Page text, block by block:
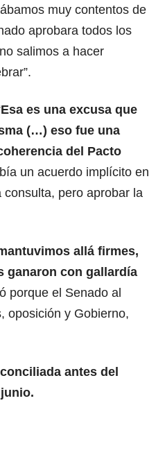
muy contentos de
aprobara todos los
salimos a hacer
Esa es una excusa que
(…) eso fue una
del Pacto
un acuerdo implícito en
pero aprobar la
allá firmes,
ganaron con gallardía
porque el Senado al
oposición y Gobierno,
antes del